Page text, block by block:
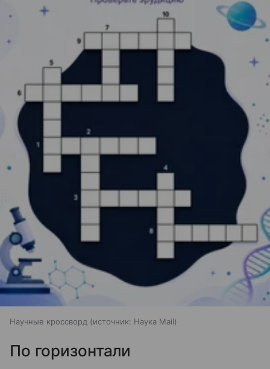
Научные кроссворд источник: Наука Mail
По горизонтали